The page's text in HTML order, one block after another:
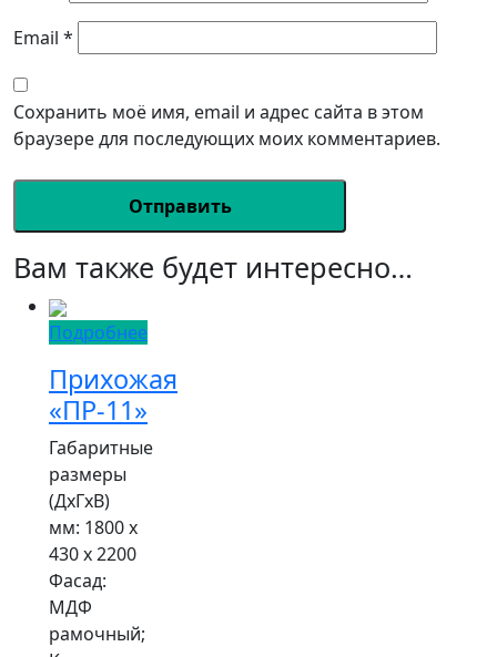
Email *
Сохранить моё имя, email и адрес сайта в этом
браузере для последующих моих комментариев.
Вам также будет интересно…
Подробнее
Прихожая
«ПР-11»
Габаритные
размеры
(ДxГxВ)
мм: 1800 x
430 x 2200
Фасад:
МДФ
рамочный;